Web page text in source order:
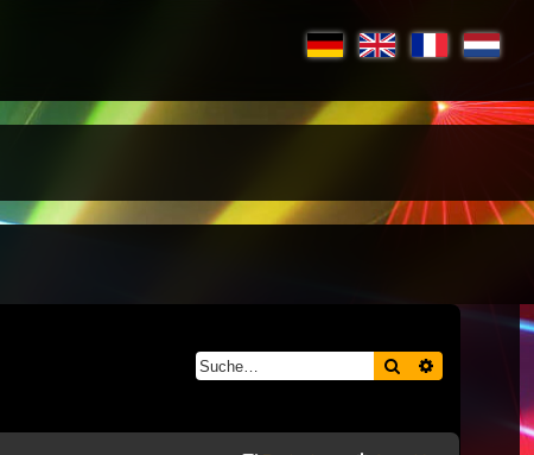
Suche